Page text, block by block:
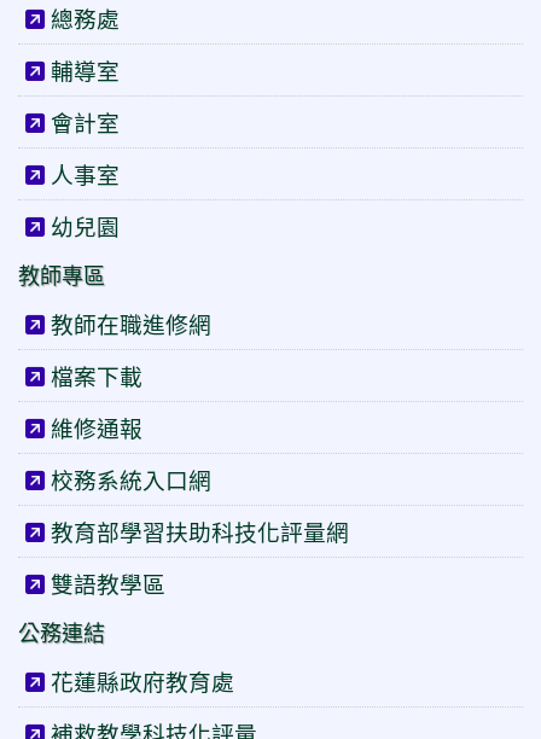
總務處
輔導室
會計室
人事室
幼兒園
教師專區
教師在職進修網
檔案下載
維修通報
校務系統入口網
教育部學習扶助科技化評量網
雙語教學區
公務連結
花蓮縣政府教育處